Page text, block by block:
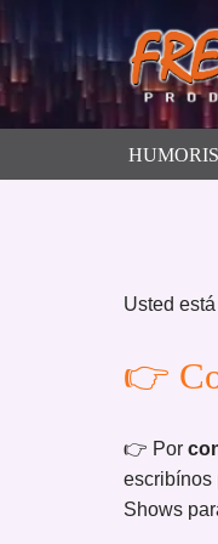
Saltar
contenido
Usted
👉
👉 Por
escribínos
Shows